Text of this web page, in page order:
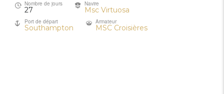
Nombre de jours
27
Navire
Msc Virtuosa
Port de départ
Southampton
Armateur
MSC Croisières